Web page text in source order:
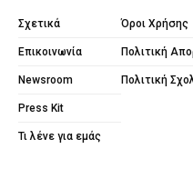
Σχετικά
Επικοινωνία
Newsroom
Press Kit
Τι λένε για εμάς
Όροι Χρήσης
Πολιτική
Πολιτική